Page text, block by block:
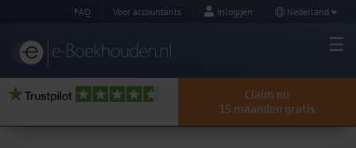
FAQ Voor accountants Inloggen Nederland
Claim nu
15 maanden gratis